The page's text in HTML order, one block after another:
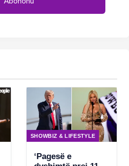
SHOWBIZ & LIFESTYLE
‘Pagesë e